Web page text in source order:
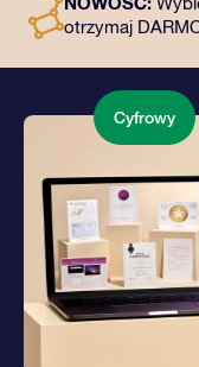
podarowanie
otrzymaj
Cyfrowy